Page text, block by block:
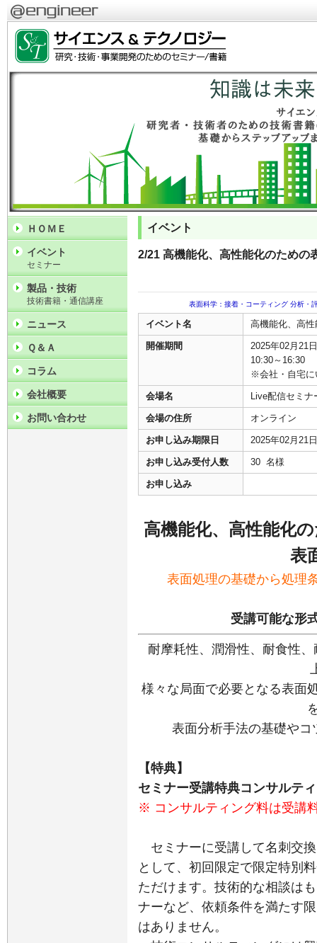
イベント
2/21 高機能化、高性能化のための
表面科学：接着・コーティング 分析・
イベント名 高機能化、高
開催期間
2025年02月21
10:30～16:30
※会社・自宅
会場名 Live配信セミ
会場の住所 オンライン
お申し込み期限日 2025年02月21
お申し込み受付人数 30 名様
お申し込み
高機能化、高性能化
表
表面処理の基礎から処理
受講可能な形
耐摩耗性、潤滑性、耐食性
様々な局面で必要となる表面
表面分析手法の基礎や
【特典】
セミナー受講特典コンサルテ
※ コンサルティング料は受講
セミナーに受講して名刺交
として、初回限定で限定特別
ただけます。技術的な相談は
ナーなど、依頼条件を満たす
はありません。
ＨＯＭＥ
イベント
セミナー
製品・技術
技術書籍・通信講座
ニュース
Ｑ＆Ａ
コラム
会社概要
お問い合わせ